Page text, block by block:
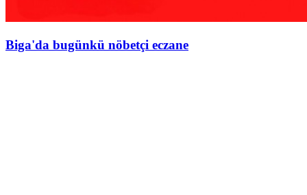
Biga'da bugünkü nöbetçi eczane